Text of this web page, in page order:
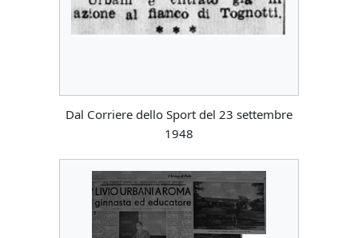
Dal Corriere dello Sport del 23 settembre
1948